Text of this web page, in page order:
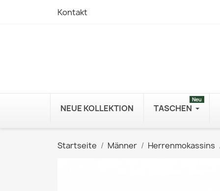
Kontakt
NEUE KOLLEKTION TASCHEN
Neu
Startseite Männer Herrenmokassins